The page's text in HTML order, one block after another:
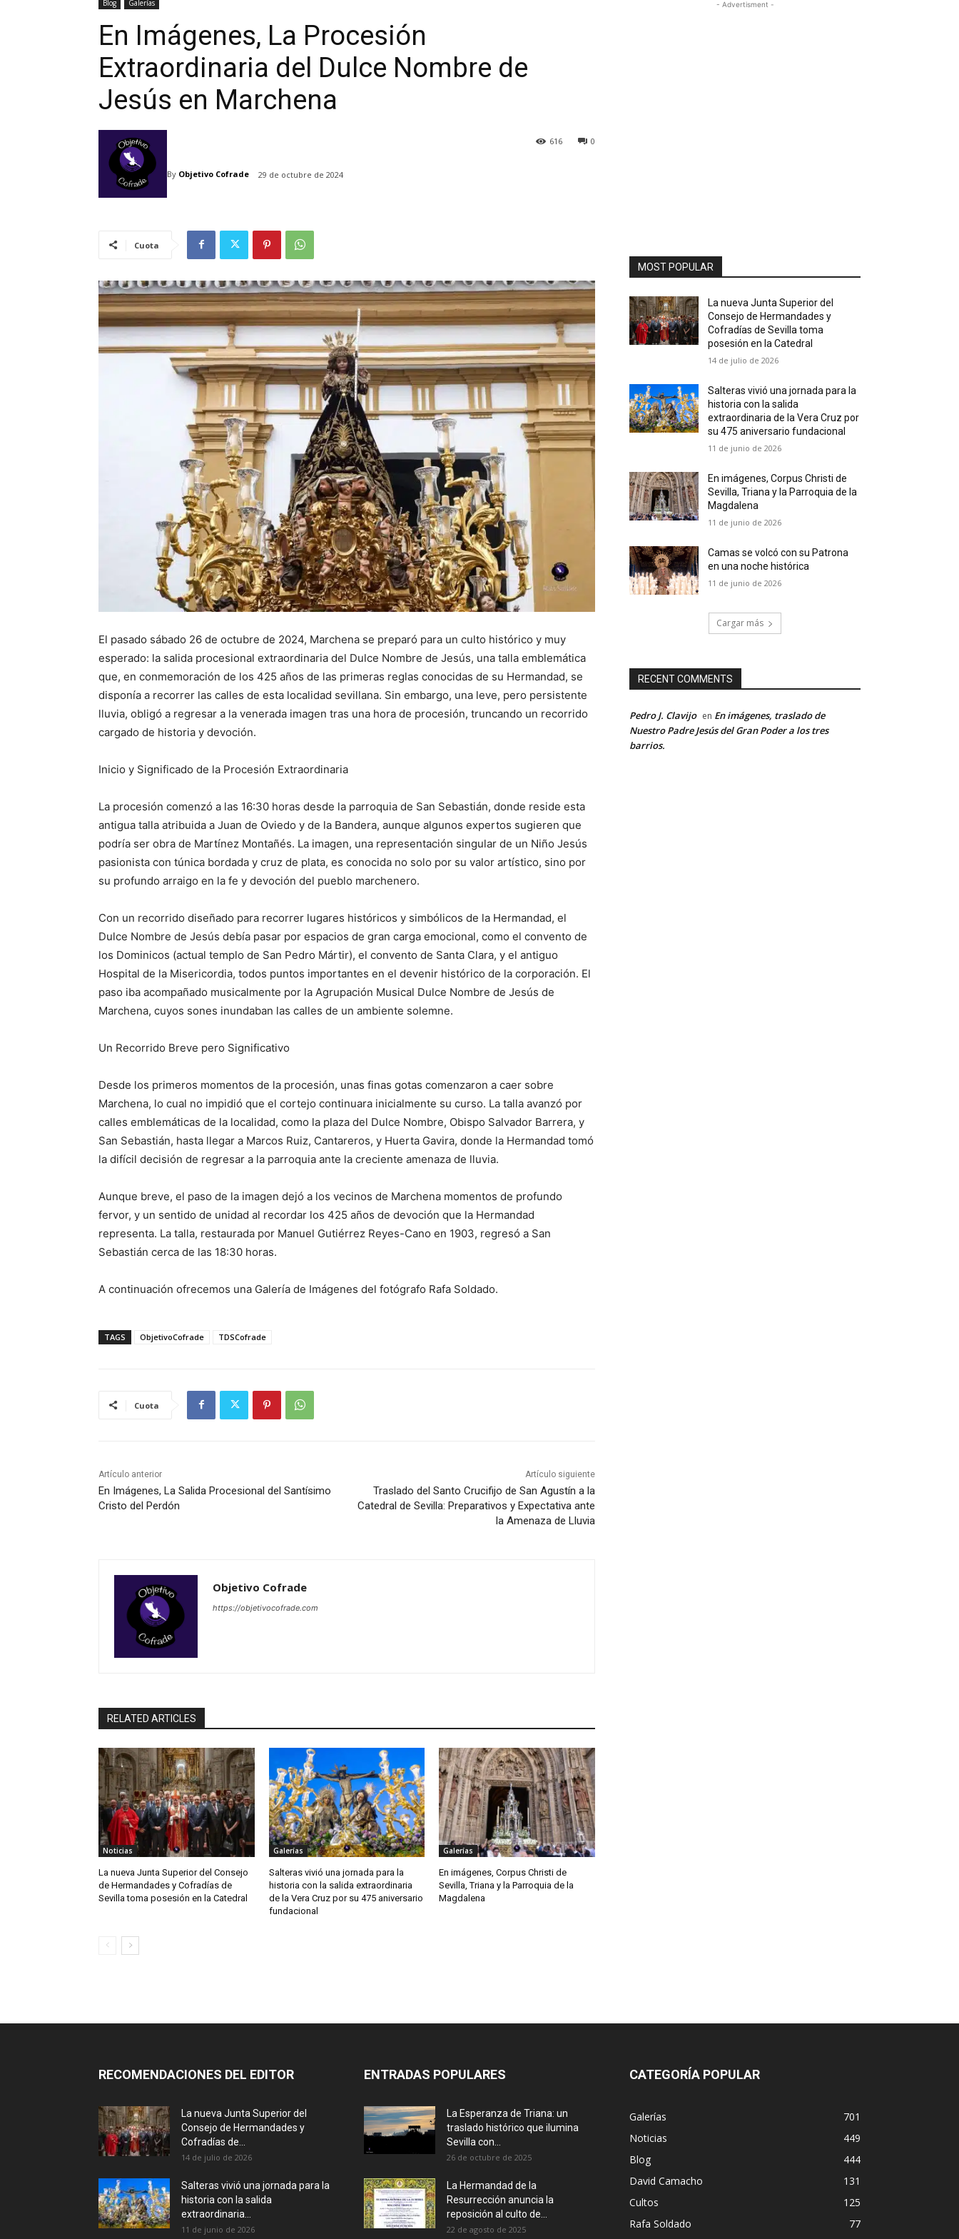
Blog Galerías
En Imágenes, La Procesión
Extraordinaria del Dulce Nombre de
Jesús en Marchena
By Objetivo Cofrade 29 de octubre de 2024
0
616
Cuota
El pasado sábado 26 de octubre de 2024, Marchena se preparó para un culto histórico y muy
esperado: la salida procesional extraordinaria del Dulce Nombre de Jesús, una talla emblemática
que, en conmemoración de los 425 años de las primeras reglas conocidas de su Hermandad, se
disponía a recorrer las calles de esta localidad sevillana. Sin embargo, una leve, pero persistente
lluvia, obligó a regresar a la venerada imagen tras una hora de procesión, truncando un recorrido
cargado de historia y devoción.
Inicio y Significado de la Procesión Extraordinaria
La procesión comenzó a las 16:30 horas desde la parroquia de San Sebastián, donde reside esta
antigua talla atribuida a Juan de Oviedo y de la Bandera, aunque algunos expertos sugieren que
podría ser obra de Martínez Montañés. La imagen, una representación singular de un Niño Jesús
pasionista con túnica bordada y cruz de plata, es conocida no solo por su valor artístico, sino por
su profundo arraigo en la fe y devoción del pueblo marchenero.
Con un recorrido diseñado para recorrer lugares históricos y simbólicos de la Hermandad, el
Dulce Nombre de Jesús debía pasar por espacios de gran carga emocional, como el convento de
los Dominicos (actual templo de San Pedro Mártir), el convento de Santa Clara, y el antiguo
Hospital de la Misericordia, todos puntos importantes en el devenir histórico de la corporación. El
paso iba acompañado musicalmente por la Agrupación Musical Dulce Nombre de Jesús de
Marchena, cuyos sones inundaban las calles de un ambiente solemne.
Un Recorrido Breve pero Significativo
Desde los primeros momentos de la procesión, unas finas gotas comenzaron a caer sobre
Marchena, lo cual no impidió que el cortejo continuara inicialmente su curso. La talla avanzó por
calles emblemáticas de la localidad, como la plaza del Dulce Nombre, Obispo Salvador Barrera, y
San Sebastián, hasta llegar a Marcos Ruiz, Cantareros, y Huerta Gavira, donde la Hermandad tomó
la difícil decisión de regresar a la parroquia ante la creciente amenaza de lluvia.
Aunque breve, el paso de la imagen dejó a los vecinos de Marchena momentos de profundo
fervor, y un sentido de unidad al recordar los 425 años de devoción que la Hermandad
representa. La talla, restaurada por Manuel Gutiérrez Reyes-Cano en 1903, regresó a San
Sebastián cerca de las 18:30 horas.
A continuación ofrecemos una Galería de Imágenes del fotógrafo Rafa Soldado.
TAGS ObjetivoCofrade TDSCofrade
Cuota
Artículo anterior
En Imágenes, La Salida Procesional del Santísimo
Cristo del Perdón
Artículo siguiente
Traslado del Santo Crucifijo de San Agustín a la
Catedral de Sevilla: Preparativos y Expectativa ante
la Amenaza de Lluvia
Objetivo Cofrade
https://objetivocofrade.com
RELATED ARTICLES
Noticias
La nueva Junta Superior del Consejo
de Hermandades y Cofradías de
Sevilla toma posesión en la Catedral
Galerías
Salteras vivió una jornada para la
historia con la salida extraordinaria
de la Vera Cruz por su 475 aniversario
fundacional
Galerías
En imágenes, Corpus Christi de
Sevilla, Triana y la Parroquia de la
Magdalena
- Advertisment -
MOST POPULAR
La nueva Junta Superior del
Consejo de Hermandades y
Cofradías de Sevilla toma
posesión en la Catedral
14 de julio de 2026
Salteras vivió una jornada para la
historia con la salida
extraordinaria de la Vera Cruz por
su 475 aniversario fundacional
11 de junio de 2026
En imágenes, Corpus Christi de
Sevilla, Triana y la Parroquia de la
Magdalena
11 de junio de 2026
Camas se volcó con su Patrona
en una noche histórica
11 de junio de 2026
Cargar más
RECENT COMMENTS
Pedro J. Clavijo en En imágenes, traslado de
Nuestro Padre Jesús del Gran Poder a los tres
barrios.
RECOMENDACIONES DEL EDITOR
La nueva Junta Superior del
Consejo de Hermandades y
Cofradías de...
14 de julio de 2026
Salteras vivió una jornada para la
historia con la salida
extraordinaria...
11 de junio de 2026
ENTRADAS POPULARES
La Esperanza de Triana: un
traslado histórico que ilumina
Sevilla con...
26 de octubre de 2025
La Hermandad de la
Resurrección anuncia la
reposición al culto de...
22 de agosto de 2025
CATEGORÍA POPULAR
Galerías
701
Noticias
449
Blog
444
David Camacho
131
Cultos
125
Rafa Soldado
77